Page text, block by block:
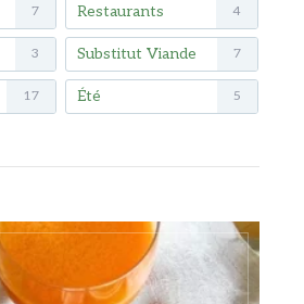
7 Restaurants 4
3 Substitut Viande 7
17 Été 5